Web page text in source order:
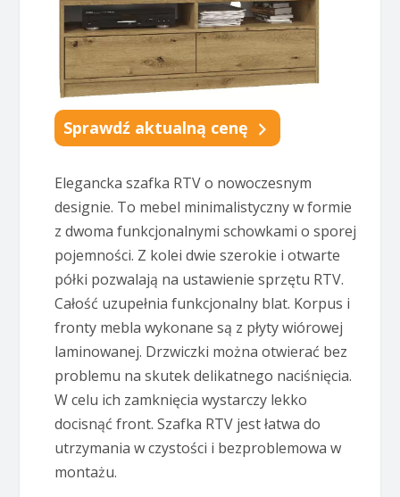
Sprawdź aktualną cenę
Elegancka szafka RTV o nowoczesnym
designie. To mebel minimalistyczny w formie
z dwoma funkcjonalnymi schowkami o sporej
pojemności. Z kolei dwie szerokie i otwarte
półki pozwalają na ustawienie sprzętu RTV.
Całość uzupełnia funkcjonalny blat. Korpus i
fronty mebla wykonane są z płyty wiórowej
laminowanej. Drzwiczki można otwierać bez
problemu na skutek delikatnego naciśnięcia.
W celu ich zamknięcia wystarczy lekko
docisnąć front. Szafka RTV jest łatwa do
utrzymania w czystości i bezproblemowa w
montażu.